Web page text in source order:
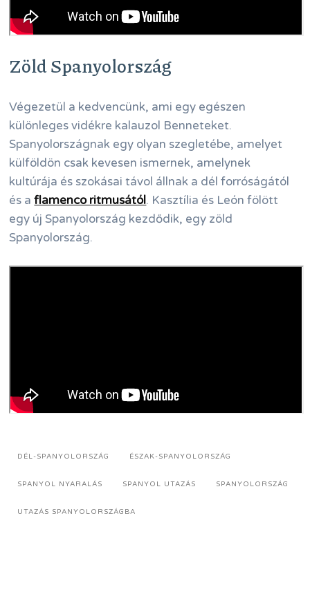
Zöld Spanyolország
Végezetül a kedvencünk, ami egy egészen
különleges vidékre kalauzol Benneteket.
Spanyolországnak egy olyan szegletébe, amelyet
külföldön csak kevesen ismernek, amelynek
kultúrája és szokásai távol állnak a dél forróságától
és aflamenco ritmusától. Kasztília és León fölött
egy új Spanyolország kezdődik, egy zöld
Spanyolország.
DÉL-SPANYOLORSZÁG ÉSZAK-SPANYOLORSZÁG
SPANYOL NYARALÁS SPANYOL UTAZÁS SPANYOLORSZÁG
UTAZÁS SPANYOLORSZÁGBA